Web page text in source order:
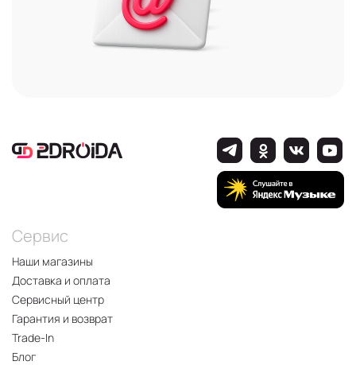
Сервис
Наши магазины
Доставка и оплата
Сервисный центр
Гарантия и возврат
Trade-In
Блог